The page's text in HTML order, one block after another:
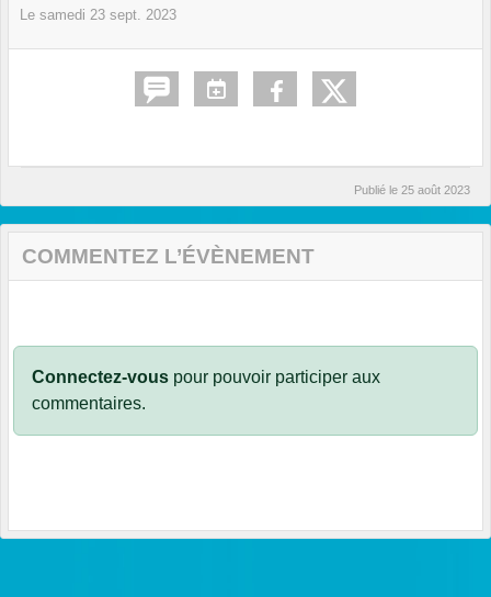
Le samedi 23 sept. 2023
Publié le 25 août 2023
COMMENTEZ L’ÉVÈNEMENT
Connectez-vous pour pouvoir participer aux
commentaires.